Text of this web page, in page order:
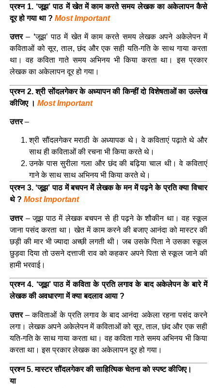
प्रश्न 1. ‘जूझ’ पाठ में खेत में काम करते समय लेखक का अकेलापन कैसे
दूर हो गया था ? Most Important
उत्तर– ‘जूझ’ पाठ में खेत में काम करते समय लेखक अपने अकेलेपन में
कविताओं को सूर, ताल, छंद और एक सही यति-गति के साथ गाया करता
था। वह कविता गाते समय अभिनय भी किया करता था। इस प्रकार
लेखक का अकेलापन दूर हो गया।
प्रश्न 2. श्री सोंदलगेकर के अध्यापन की किन्हीं दो विशेषताओं का उल्लेख
कीजिए । Most Important
उत्तर–
श्री सौंदलगेकर मराठी के अध्यापक थे। वे कविताएं पढ़ाते थे और
साथ ही कविताओं की रचना भी किया करते थे।
उनके पास सुरीला गला और छंद की बढ़िया चाल थी। वे कविताएं
गाने के साथ साथ अभिनय भी किया करते थे।
प्रश्न 3. ‘जूझ’ पाठ में बचपन में लेखक के मन में पढ़ने के प्रति क्या विचार
थे ? Most Important
उत्तर – जूझ पाठ में लेखक बचपन से ही पढ़ने के शौकीन था। वह स्कूल
जाना पसंद करता था। खेत में काम करने की बजाए आनंदा को मास्टर की
छड़ी की मार भी ज्यादा अच्छी लगती थी। जब उसके पिता ने उसका स्कूल
छुड़वा दिया तो उसने दत्ताजी राव को कहकर अपने पिता से स्कूल जाने की
हामी भरवाई।
प्रश्न 4. ‘जूझ’ पाठ में कविता के प्रति लगाव के बाद अकेलेपन के बारे में
लेखक की अवधारणा में क्या बदलाव आया ?
उत्तर– कविताओं के प्रति लगाव के बाद आनंदा अकेला रहना पसंद करने
लगा। लेखक अपने अकेलेपन में कविताओं को सूर, ताल, छंद और एक सही
यति-गति के साथ गाया करता था। वह कविता गाते समय अभिनय भी किया
करता था। इस प्रकार लेखक का अकेलापन दूर हो गया।
प्रश्न 5. मास्टर सौंदलगेकर की साहित्यिक चेतना को स्पष्ट कीजिए।
या